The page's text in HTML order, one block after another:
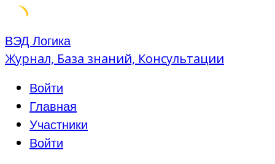
Skip
to
ВЭД Логика
Журнал, База знаний, Консультации
Войти
Главная
Участники
Войти